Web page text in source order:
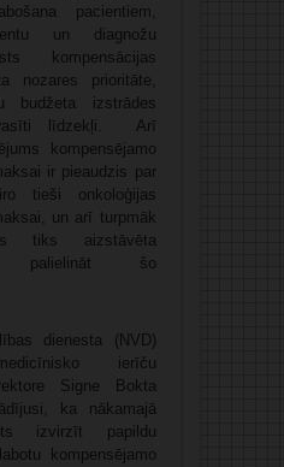
pacientiem,
un diagnožu
kompensācijas
nozares prioritāte,
budžeta izstrādes
līdzekļi. Arī
kompensējamo
ir pieaudzis par
tieši onkoloģijas
un arī turpmāk
tiks aizstāvēta
palielināt šo
dienesta (NVD)
ierīču
Signe Bokta
ka nākamajā
izvirzīt papildu
kompensējamo